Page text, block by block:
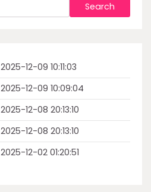
Search
12-09 10:11:03
12-09 10:09:04
12-08 20:13:10
12-08 20:13:10
12-02 01:20:51